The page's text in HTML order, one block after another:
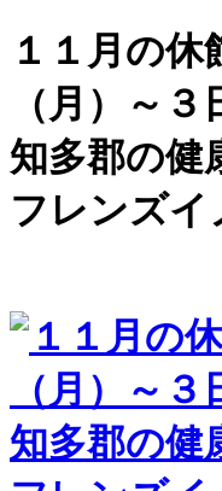
１１月の休
（月）～
知多郡の健
フレンズイ